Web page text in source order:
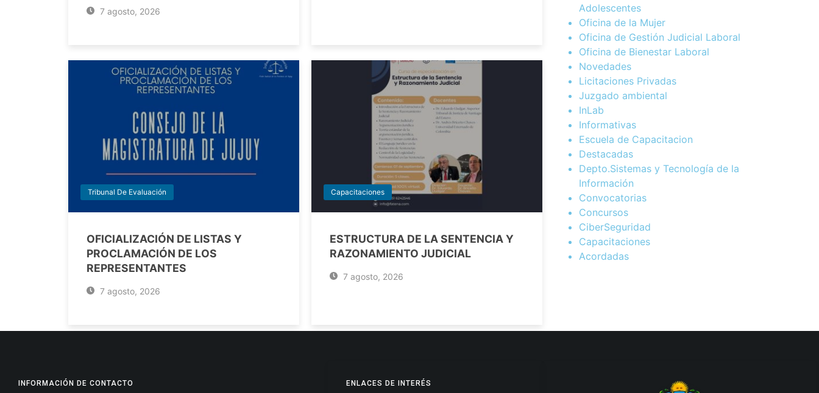
7 agosto, 2026
Tribunal De Evaluación
OFICIALIZACIÓN DE LISTAS Y
PROCLAMACIÓN DE LOS
REPRESENTANTES
7 agosto, 2026
Capacitaciones
ESTRUCTURA DE LA SENTENCIA Y
RAZONAMIENTO JUDICIAL
7 agosto, 2026
Adolescentes
Oficina de la Mujer
Oficina de Gestión Judicial Laboral
Oficina de Bienestar Laboral
Novedades
Licitaciones Privadas
Juzgado ambiental
InLab
Informativas
Escuela de Capacitacion
Destacadas
Depto.Sistemas y Tecnología de la
Información
Convocatorias
Concursos
CiberSeguridad
Capacitaciones
Acordadas
INFORMACIÓN DE CONTACTO ENLACES DE INTERÉS